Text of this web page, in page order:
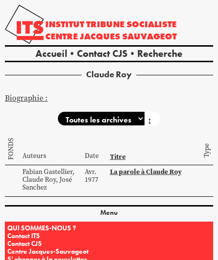
INSTITUTTRIBUNE SOCIALISTE
CENTREJACQUES SAUVAGEOT
Accueil Contact CJS Recherche
ClaudeRoy
Biographie :
↕
FONDS Auteurs Date Titre Type
FabianGastellier,
ClaudeRoy, José
Sanchez
Avr.
1977
La parole à Claude Roy
Menu
QUI SOMMES-NOUS ?
Contact ITS
Contact CJS
Centre Jacques-Sauvageot